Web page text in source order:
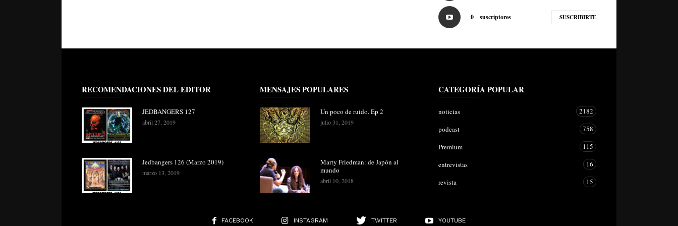
0 suscriptores SUSCRIBIRTE
RECOMENDACIONES DEL EDITOR
JEDBANGERS 127
abril 27, 2019
Jedbangers 126 (Marzo 2019)
marzo 13, 2019
MENSAJES POPULARES
Un poco de ruido. Ep 2
julio 31, 2019
Marty Friedman: de Japón al
mundo
abril 10, 2018
CATEGORÍA POPULAR
noticias
2182
podcast
758
Premium
115
entrevistas
16
revista
15
FACEBOOK INSTAGRAM TWITTER YOUTUBE